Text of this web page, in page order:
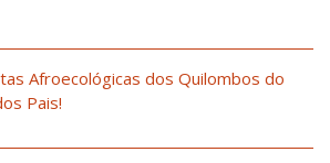
Afroecológicas dos Quilombos do
Pais!